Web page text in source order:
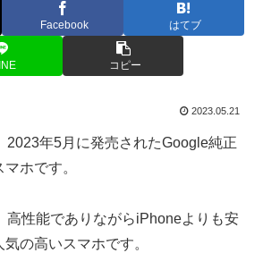
Facebook はてブ
コピー
2023.05.21
2023年5月に発売されたGoogle純正
ホです。
高性能でありながらiPhoneよりも安
の高いスマホです。